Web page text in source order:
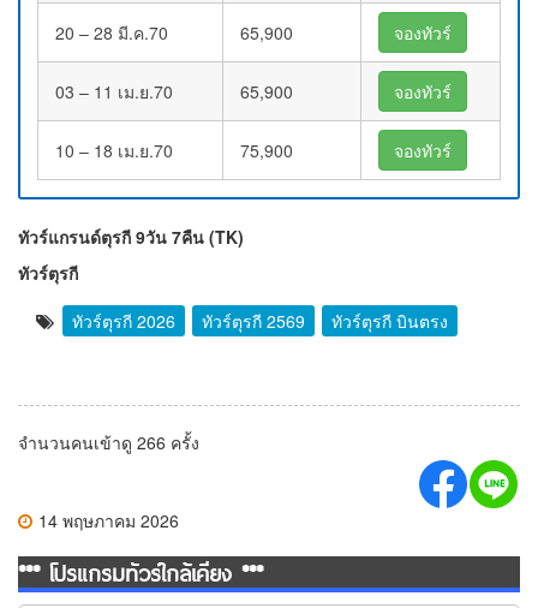
20 – 28 มี.ค.70 65,900 จองทัวร์
03 – 11 เม.ย.70 65,900 จองทัวร์
10 – 18 เม.ย.70 75,900 จองทัวร์
ทัวร์แกรนด์ตุรกี 9วัน 7คืน (TK)
ทัวร์ตุรกี
ทัวร์ตุรกี 2026
ทัวร์ตุรกี 2569 ทัวร์ตุรกี บินตรง
จำนวนคนเข้าดู 266 ครั้ง
14 พฤษภาคม 2026
*** โปรแกรมทัวร์ใกล้เคียง ***